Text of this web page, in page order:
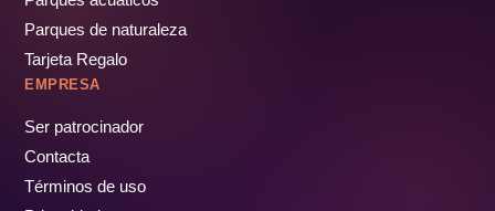
Parques de naturaleza
Tarjeta Regalo
EMPRESA
Ser patrocinador
Contacta
Términos de uso